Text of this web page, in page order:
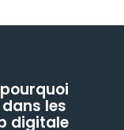
les
digitale